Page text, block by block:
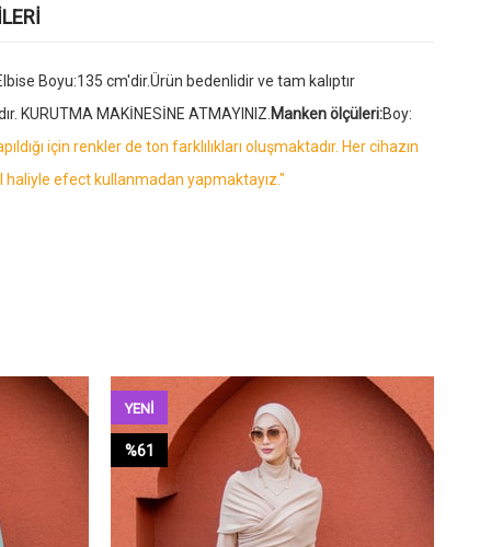
Boyu:135 cm'dir.Ürün bedenlidir ve tam kalıptır
KURUTMA MAKİNESİNE ATMAYINIZ. Manken ölçüleri:Boy:
için renkler de ton farklılıkları oluşmaktadır. Her cihazın
efect kullanmadan yapmaktayız."
%61
YENI
ÜRÜN